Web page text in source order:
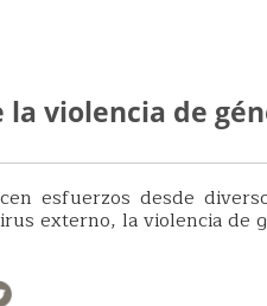
la violencia de
esfuerzos desde
externo, la violencia de